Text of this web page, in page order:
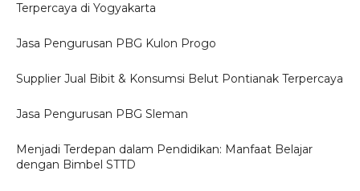
Terpercaya di Yogyakarta
Jasa Pengurusan PBG Kulon Progo
Supplier Jual Bibit & Konsumsi Belut Pontianak Terpercaya
Jasa Pengurusan PBG Sleman
Menjadi Terdepan dalam Pendidikan: Manfaat Belajar
dengan Bimbel STTD